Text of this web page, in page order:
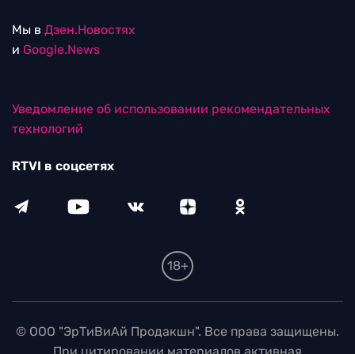
Мы в Дзен.Новостях
и Google.News
Уведомление об использовании рекомендательных
технологий
RTVI в соцсетях
18+
© ООО "ЭрТиВиАй Продакшн". Все права защищены.
При цитировании материалов активная